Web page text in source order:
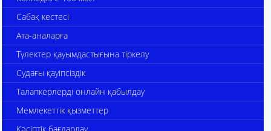
Сабақ кестесі
Ата-аналарға
Түлектер қауымдастығына тіркелу
Судағы қауіпсіздік
Талапкерлерді онлайн қабылдау
Мемлекеттік қызметтер